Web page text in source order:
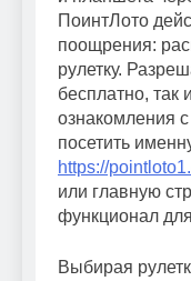
ПоинтЛото
поощрения:
рулетку.
бесплатно, так
ознакомления
посетить
https://
или главную
функционал
Выбирая